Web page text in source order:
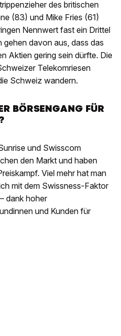
des britischen
(83) und Mike Fries (61)
Nennwert fast ein Drittel
gehen davon aus, dass das
Aktien gering sein dürfte. Die
Telekomriesen
Schweiz wandern.
BÖRSENGANG FÜR
und Swisscom
den Markt und haben
Viel mehr hat man
mit dem Swissness-Faktor
dank hoher
und Kunden für